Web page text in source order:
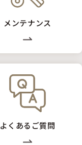
メンテナンス
よくあるご質問